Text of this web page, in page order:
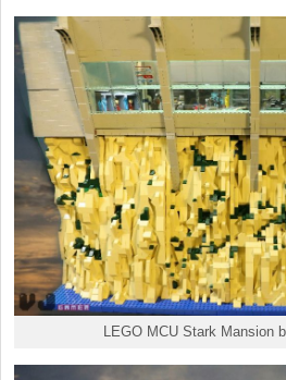
LEGO MCU Stark Mansion